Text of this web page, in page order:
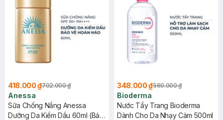
418.000 ₫702.000 ₫
Anessa
Sữa Chống Nắng Anessa
Dưỡng Da Kiềm Dầu 60ml (Bản
348.000 ₫560.000 ₫
Bioderma
Nước Tẩy Trang Bioderma
Dành Cho Da Nhạy Cảm 500ml